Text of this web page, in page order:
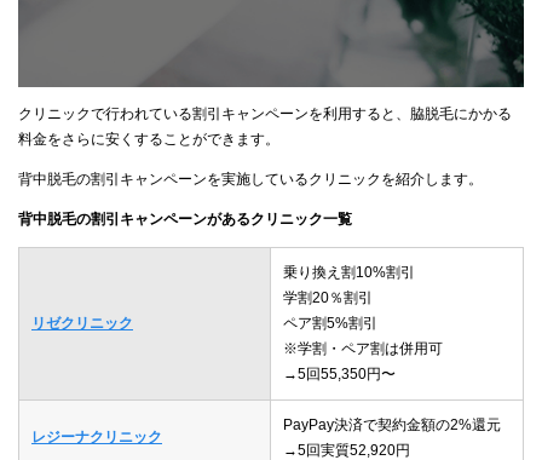
クリニックで行われている割引キャンペーンを利用すると、脇脱毛にかかる
料金をさらに安くすることができます。
背中脱毛の割引キャンペーンを実施しているクリニックを紹介します。
背中脱毛の割引キャンペーンがあるクリニック一覧
リゼクリニック
乗り換え割10%割引
学割20％割引
ペア割5%割引
※学割・ペア割は併用可
→5回55,350円〜
レジーナクリニック
PayPay決済で契約金額の2%還元
→5回実質52,920円